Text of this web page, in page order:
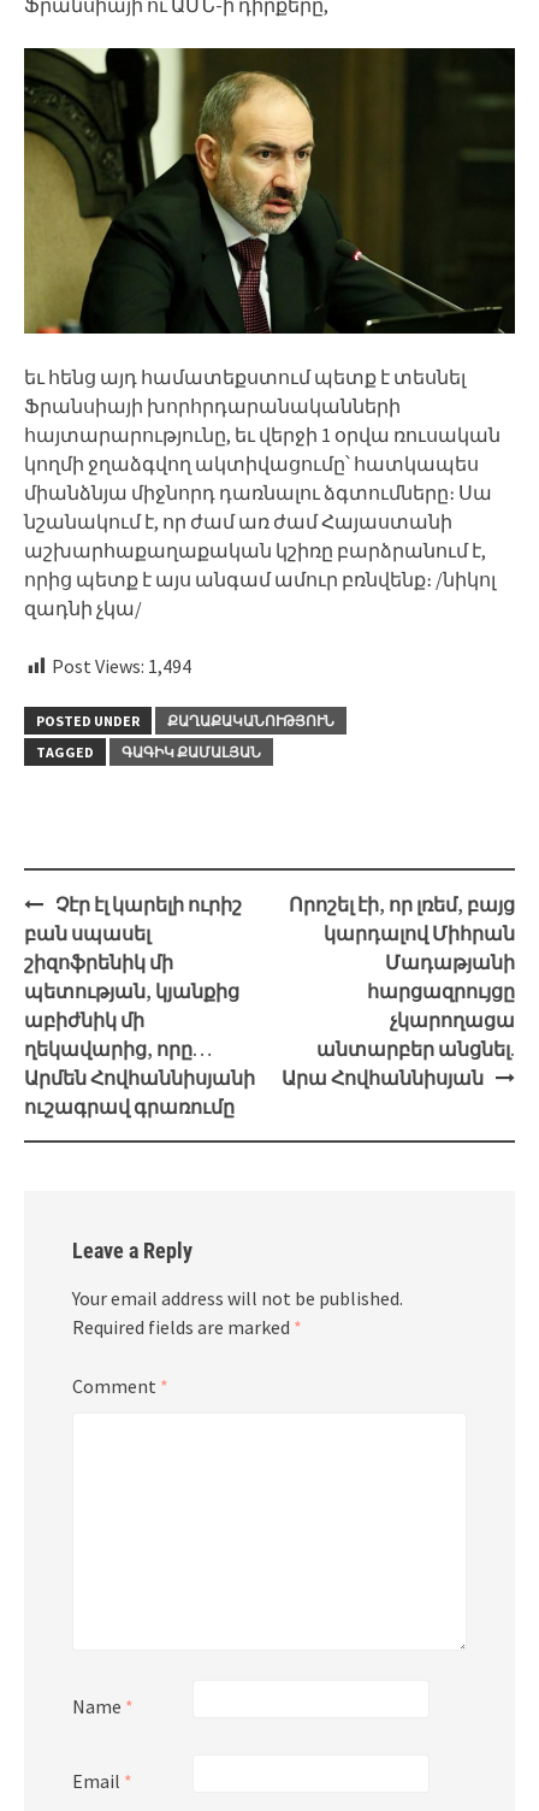
եւ հենց այդ համատեքստում պետք է տեսնել
Ֆրանսիայի խորհրդարանականների
հայտարարությունը, եւ վերջի 1 օրվա ռուսական
կողմի ջղաձգվող ակտիվացումը՝ հատկապես
միանձնյա միջնորդ դառնալու ձգտումները։ Սա
նշանակում է, որ ժամ առ ժամ Հայաստանի
աշխարհաքաղաքական կշիռը բարձրանում է,
որից պետք է այս անգամ ամուր բռնվենք։ /նիկոլ
զադնի չկա/
Post Views: 1,494
POSTED UNDER
ՔԱՂԱՔԱԿԱՆՈՒԹՅՈՒՆ
TAGGED
ԳԱԳԻԿ ՔԱՄԱԼՅԱՆ
Post
navigation
Չէր էլ կարելի ուրիշ
բան սպասել
շիզոֆրենիկ մի
պետության, կյանքից
աբիժնիկ մի
ղեկավարից, որը…
Արմեն Հովհաննիսյանի
ուշագրավ գրառումը
Որոշել էի, որ լռեմ, բայց
կարդալով Միհրան
Մադաթյանի
հարցազրույցը
չկարողացա
անտարբեր անցնել.
Արա Հովհաննիսյան
Leave a Reply
Your email address will not be published.
Required fields are marked *
Comment *
Name *
Email *